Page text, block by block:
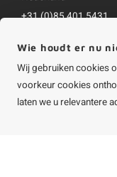
+31 (0)85 401 5431
Alle bedragen zijn
Wie houdt er nu
Wij gebruiken cookies
voorkeur cookies
laten we u relevantere